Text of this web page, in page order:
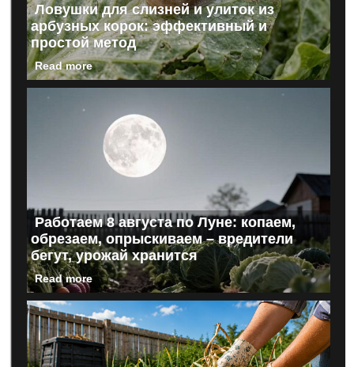
Ловушки для слизней и улиток из
арбузных корок: эффективный и
простой метод
Read more
Работаем 8 августа по Луне: копаем,
обрезаем, опрыскиваем – вредители
бегут, урожай хранится
Read more